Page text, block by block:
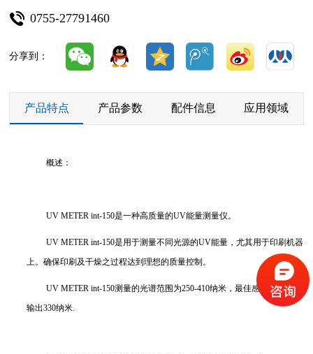
0755-27791460
分享到：
产品特点 产品参数 配件信息 应用领域
概述：
UV METER int-150是一种高质量的UV能量测量仪。
UV METER int-150是用于测量不同光源的UV能量，尤其用于印刷机器
上。确保印刷及干燥之过程达到理想的质量控制。
UV METER int-150测量的光谱范围为250-410纳米，最佳感应高峰光谱
输出330纳米.